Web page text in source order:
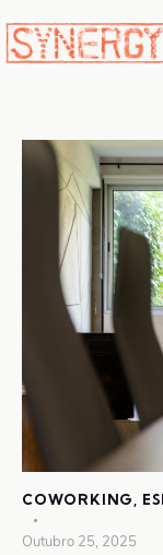
COWORKING
Outubro 25, 2025